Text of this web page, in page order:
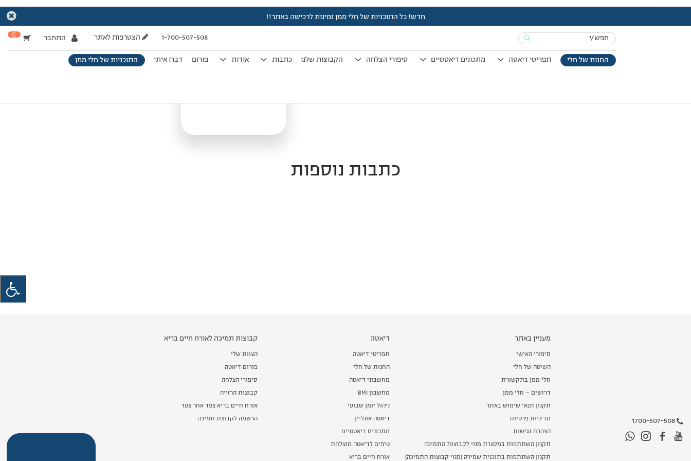
חדש! כל התוכניות של חלי ממן זמינות לרכישה באתר!!
Search
for:
1-700-507-508 הצטרפות לאתר התחבר 0
החנות של חלי תפריטי דיאטה מתכונים דיאטטיים סיפורי הצלחה הקבוצות שלנו כתבות אודות פורום דברו איתי התוכניות של חלי ממן
עמוד הבית>
Vod
>אימון חיזוק מסת שריר
אימון חיזוק מסת שריר
כתבות נוספות
1700-507-508
מעניין באתר
סיפורי האישי
השיטה של חלי
חלי ממן בתקשורת
דרושים – חלי ממן
תקנון תנאי שימוש באתר
מדיניות פרטיות
הצהרת נגישות
תקנון השתתפות במסגרת מנוי לקבוצות התמיכה
תקנון השתתפות בתוכנית שמירה (מנוי קבוצות התמיכה)
דיאטה
תפריטי דיאטה
החנות של חלי
מחשבוני דיאטה
מחשבון BMI
ניהול יומן שבועי
דיאטה אונליין
מתכונים דיאטטיים
טיפים לדיאטה מוצלחת
אורח חיים בריא
קבוצות תמיכה לאורח חיים בריא
הצוות שלי
פורום דיאטה
סיפורי הצלחה
קבוצות הרזייה
אורח חיים בריא צעד אחר צעד
הרשמה לקבוצת תמיכה